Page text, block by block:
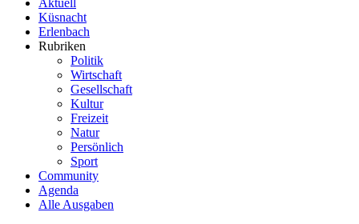
Aktuell
Küsnacht
Erlenbach
Rubriken
Politik
Wirtschaft
Gesellschaft
Kultur
Freizeit
Natur
Persönlich
Sport
Community
Agenda
Alle Ausgaben